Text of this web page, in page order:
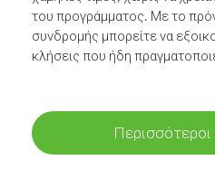
του προγράμματος. Με το
συνδρομής μπορείτε να
κλήσεις που ήδη
Περισσότεροι